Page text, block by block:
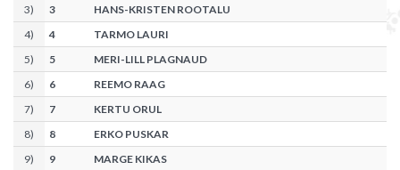
3) 3
HANS-KRISTEN ROOTALU
4) 4
TARMO LAURI
5) 5
MERI-LILL PLAGNAUD
6) 6
REEMO RAAG
7) 7
KERTU ORUL
8) 8
ERKO PUSKAR
9) 9
MARGE KIKAS